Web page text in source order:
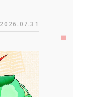
2026.07.31